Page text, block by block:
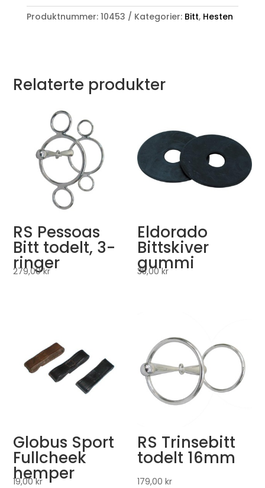
Produktnummer: 10453 Kategorier: Bitt, Hesten
Relaterte produkter
RS Pessoas
Bitt todelt, 3-
ringer
279,00kr
Eldorado
Bittskiver
gummi
35,00kr
Globus Sport
Fullcheek
hemper
19,00kr
RS Trinsebitt
todelt 16mm
179,00kr